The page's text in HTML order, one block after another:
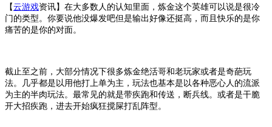
【云游戏资讯】 在大多数人的认知里面，炼金这个英雄可以说是很冷
门的类型。你要说他没爆发吧但是输出好像还挺高，而且快乐的是你
痛苦的是你的对面。
截止至之前，大部分情况下很多炼金绝活哥和老玩家或者是奇葩玩
法。几乎都是以用他打上单为主，玩法也基本是以各种恶心人的流派
为主的半肉玩法。最常见的就是带疾跑和传送，断兵线。或者是干脆
开大招疾跑，进去开始疯狂搅屎打乱阵型。